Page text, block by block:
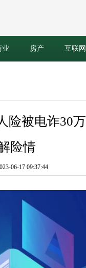
业 房产 互联网
险被电诈30
险情
06-17 09:37:44